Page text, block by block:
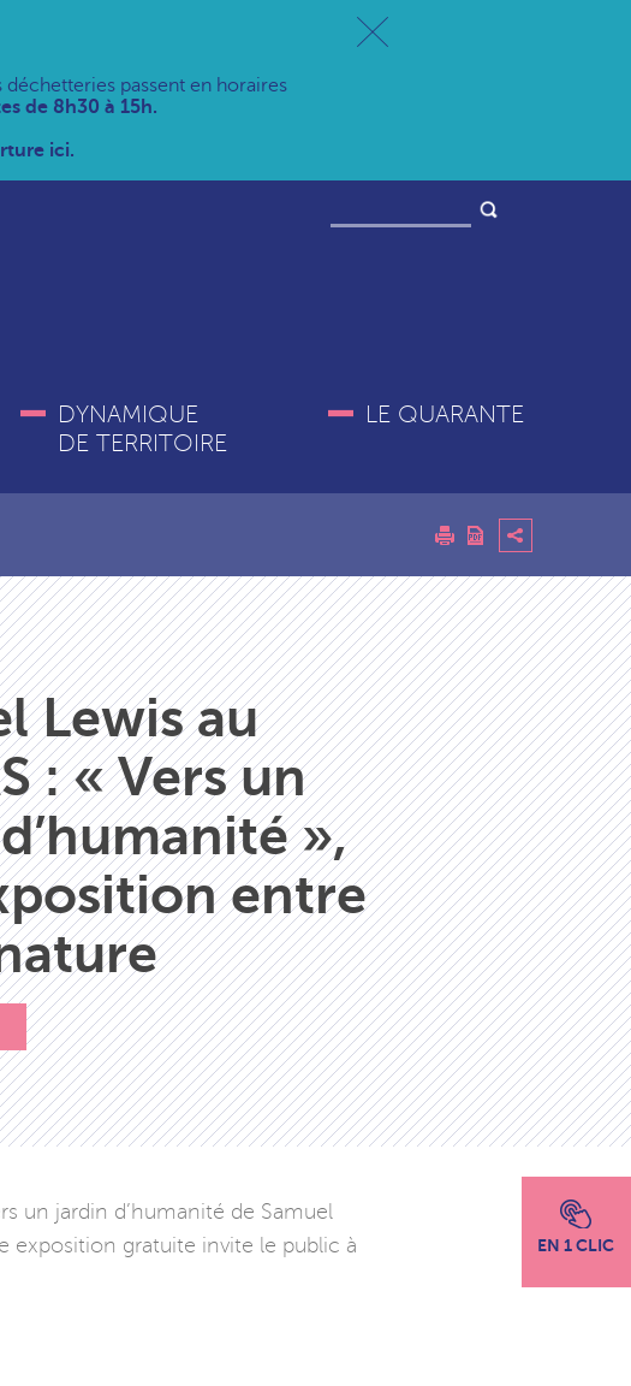
déchetteries passent en horaires
de 8h30 à 15h.
ici.
DYNAMIQUE
DE TERRITOIRE
LE QUARANTE
EN 1 CLIC
Lewis au
: « Vers un
»,
entre
un jardin d’humanité de Samuel
exposition gratuite invite le public à